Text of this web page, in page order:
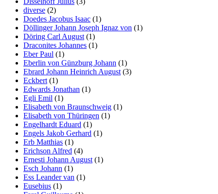
diverse (2)
Doedes Jacobus Isaac (1)
Döllinger Johann Joseph Ignaz von (1)
Döring Carl August (1)
Draconites Johannes (1)
Eber Paul (1)
Eberlin von Günzburg Johann (1)
Ebrard Johann Heinrich August (3)
Eckbert (1)
Edwards Jonathan (1)
Egli Emil (1)
Elisabeth von Braunschweig (1)
Elisabeth von Thüringen (1)
Engelhardt Eduard (1)
Engels Jakob Gerhard (1)
Erb Matthias (1)
Erichson Alfred (4)
Ernesti Johann August (1)
Esch Johann (1)
Ess Leander van (1)
Eusebius (1)